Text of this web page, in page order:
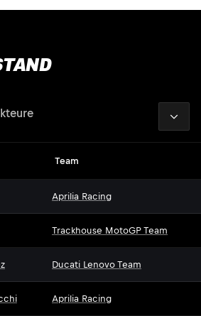
Team
Aprilia Racing
Trackhouse MotoGP Team
Ducati Lenovo Team
Aprilia Racing